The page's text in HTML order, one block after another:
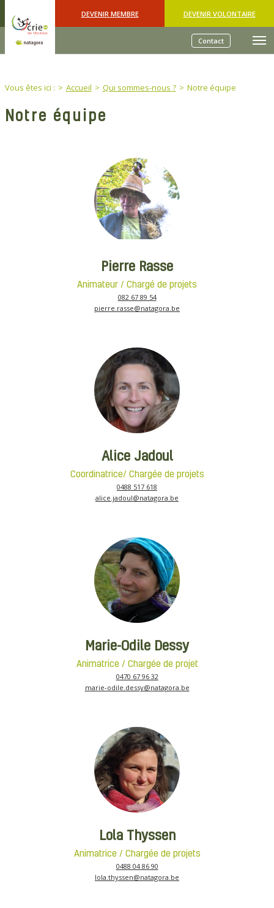
DEVENIR MEMBRE DEVENIR VOLONTAIRE
Contact
You are here:
Vous êtes ici : Accueil Qui sommes-nous ? Notre équipe
Notre équipe
Pierre Rasse
Animateur / Chargé de projets
082 67 89 54
pierre.rasse@natagora.be
Alice Jadoul
Coordinatrice/ Chargée de projets
0488 517 618
alice.jadoul@natagora.be
Marie-Odile Dessy
Animatrice / Chargée de projet
0470 67 96 32
marie-odile.dessy@natagora.be
Lola Thyssen
Animatrice / Chargée de projets
0488 04 86 90
lola.thyssen@natagora.be